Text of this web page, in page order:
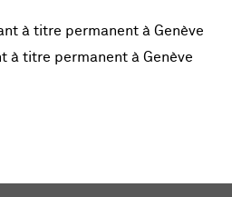
à titre permanent à Genève
à titre permanent à Genève